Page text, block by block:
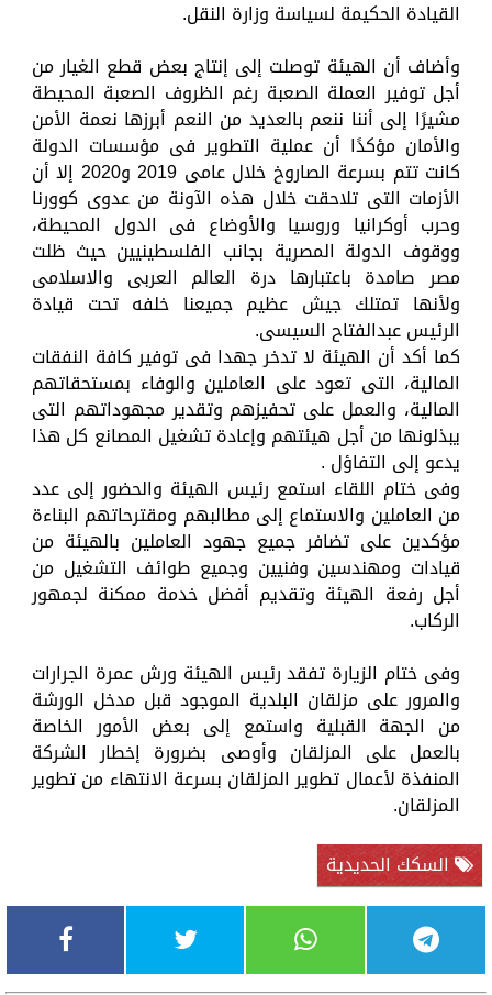
القيادة الحكيمة لسياسة وزارة النقل.
وأضاف أن الهيئة توصلت إلى إنتاج بعض قطع الغيار من
أجل توفير العملة الصعبة رغم الظروف الصعبة المحيطة
مشيرًا إلى أننا ننعم بالعديد من النعم أبرزها نعمة الأمن
والأمان مؤكدًا أن عملية التطوير فى مؤسسات الدولة
كانت تتم بسرعة الصاروخ خلال عامى 2019 و2020 إلا أن
الأزمات التى تلاحقت خلال هذه الآونة من عدوى كوورنا
وحرب أوكرانيا وروسيا والأوضاع فى الدول المحيطة،
ووقوف الدولة المصرية بجانب الفلسطينيين حيث ظلت
مصر صامدة باعتبارها درة العالم العربى والاسلامى
ولأنها تمتلك جيش عظيم جميعنا خلفه تحت قيادة
الرئيس عبدالفتاح السيسى.
كما أكد أن الهيئة لا تدخر جهدا فى توفير كافة النفقات
المالية، التى تعود على العاملين والوفاء بمستحقاتهم
المالية، والعمل على تحفيزهم وتقدير مجهوداتهم التى
يبذلونها من أجل هيئتهم وإعادة تشغيل المصانع كل هذا
يدعو إلى التفاؤل .
وفى ختام اللقاء استمع رئيس الهيئة والحضور إلى عدد
من العاملين والاستماع إلى مطالبهم ومقترحاتهم البناءة
مؤكدين على تضافر جميع جهود العاملين بالهيئة من
قيادات ومهندسين وفنيين وجميع طوائف التشغيل من
أجل رفعة الهيئة وتقديم أفضل خدمة ممكنة لجمهور
الركاب.
وفى ختام الزيارة تفقد رئيس الهيئة ورش عمرة الجرارات
والمرور على مزلقان البلدية الموجود قبل مدخل الورشة
من الجهة القبلية واستمع إلى بعض الأمور الخاصة
بالعمل على المزلقان وأوصى بضرورة إخطار الشركة
المنفذة لأعمال تطوير المزلقان بسرعة الانتهاء من تطوير
المزلقان.
السكك الحديدية